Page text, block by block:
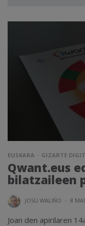
EUSKARA GIZARTE
Qwant.eus
bilatzaileen
JOSU WALIÑO · 8
Joan den apirilaren